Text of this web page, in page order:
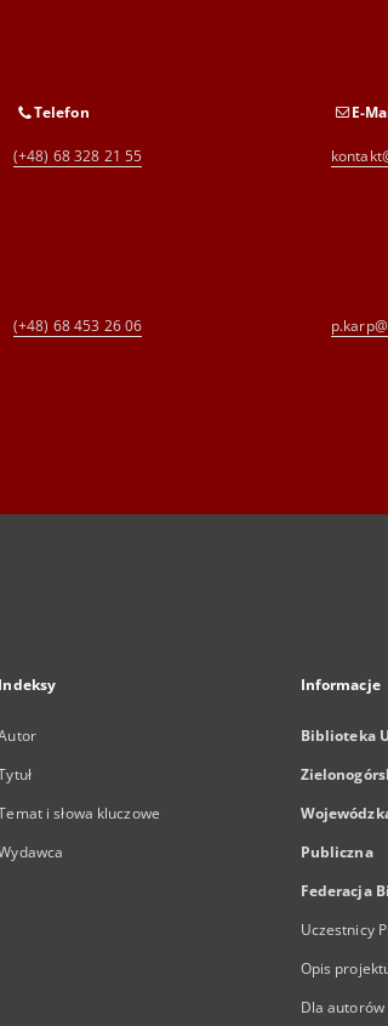
Telefon
(+48) 68 328 21 55
E-
(+48) 68 453 26 06
Indeksy
i słowa kluczowe
Informacje
Biblioteka
Publiczna
Federacja
Uczestnicy
Opis
Dla